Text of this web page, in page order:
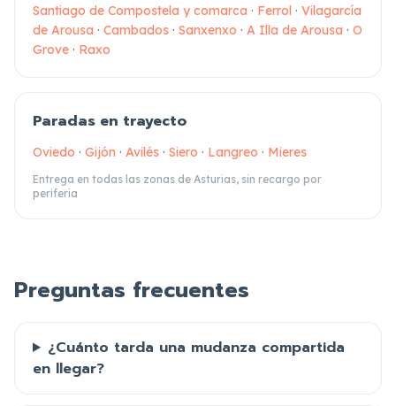
Santiago de Compostela y comarca · Ferrol · Vilagarcía
de Arousa · Cambados · Sanxenxo · A Illa de Arousa · O
Grove · Raxo
Paradas en trayecto
Oviedo · Gijón · Avilés · Siero · Langreo · Mieres
Entrega en todas las zonas de Asturias, sin recargo por
periferia
Preguntas frecuentes
¿Cuánto tarda una mudanza compartida
en llegar?